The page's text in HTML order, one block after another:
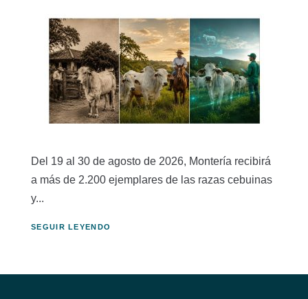
Del 19 al 30 de agosto de 2026, Montería recibirá
a más de 2.200 ejemplares de las razas cebuinas
y...
SEGUIR LEYENDO